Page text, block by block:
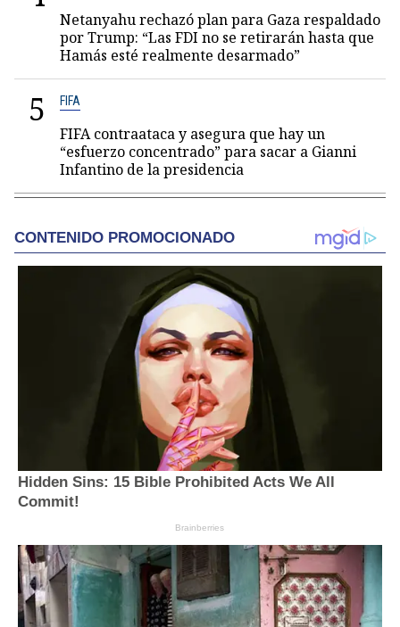
Netanyahu rechazó plan para Gaza respaldado
por Trump: “Las FDI no se retirarán hasta que
Hamás esté realmente desarmado”
5 FIFA
FIFA contraataca y asegura que hay un
“esfuerzo concentrado” para sacar a Gianni
Infantino de la presidencia